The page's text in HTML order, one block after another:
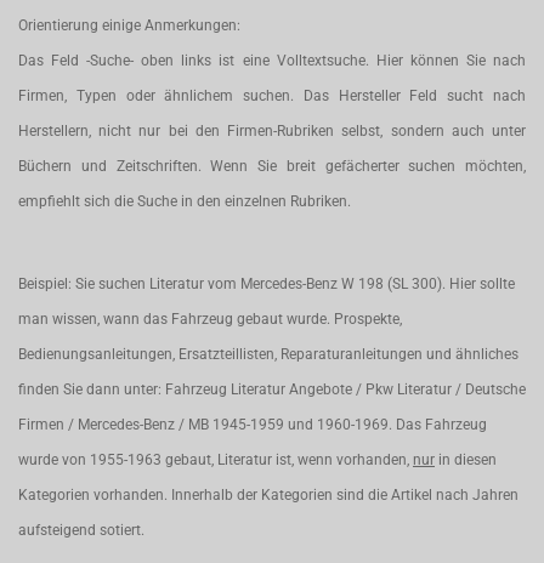
Orientierung einige Anmerkungen:
Das Feld -Suche- oben links ist eine Volltextsuche. Hier können Sie nach
Firmen, Typen oder ähnlichem suchen. Das Hersteller Feld sucht nach
Herstellern, nicht nur bei den Firmen-Rubriken selbst, sondern auch unter
Büchern und Zeitschriften. Wenn Sie breit gefächerter suchen möchten,
empfiehlt sich die Suche in den einzelnen Rubriken.
Beispiel: Sie suchen Literatur vom Mercedes-Benz W 198 (SL 300). Hier sollte
man wissen, wann das Fahrzeug gebaut wurde. Prospekte,
Bedienungsanleitungen, Ersatzteillisten, Reparaturanleitungen und ähnliches
finden Sie dann unter: Fahrzeug Literatur Angebote / Pkw Literatur / Deutsche
Firmen / Mercedes-Benz / MB 1945-1959 und 1960-1969. Das Fahrzeug
wurde von 1955-1963 gebaut, Literatur ist, wenn vorhanden, nur in diesen
Kategorien vorhanden. Innerhalb der Kategorien sind die Artikel nach Jahren
aufsteigend sotiert.